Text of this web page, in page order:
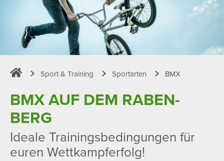
Sport & Training Sportarten BMX
BMX AUF DEM RABEN­
BERG
Ideale Trai­nings­be­din­gungen für
euren Wett­kampfer­folg!